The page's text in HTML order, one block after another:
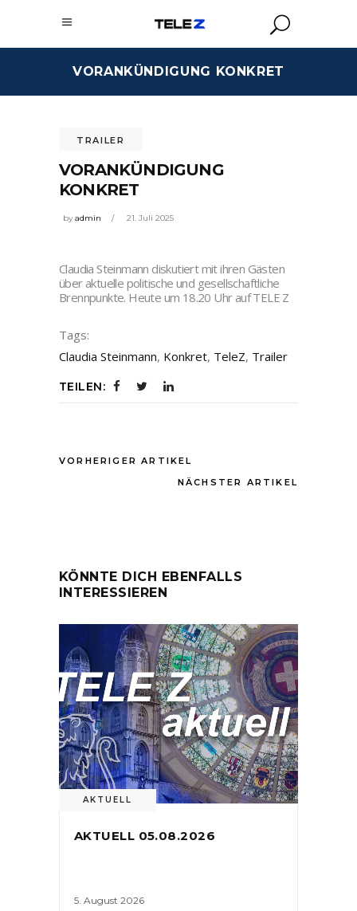
VORANKÜNDIGUNG KONKRET
TRAILER
VORANKÜNDIGUNG
KONKRET
byadmin 21. Juli 2025
Claudia Steinmann diskutiert mit ihren Gästen
über aktuelle politische und gesellschaftliche
Brennpunkte. Heute um 18.20 Uhr auf TELE Z
Tags:
Claudia Steinmann, Konkret, TeleZ, Trailer
TEILEN:
VORHERIGER ARTIKEL
NÄCHSTER ARTIKEL
KÖNNTE DICH EBENFALLS
INTERESSIEREN
AKTUELL
AKTUELL 05.08.2026
5. August 2026